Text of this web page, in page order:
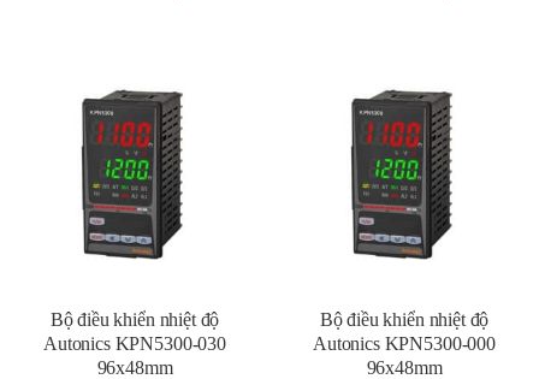
Bộ điều khiển nhiệt độ
Autonics KPN5300-030
96x48mm
Bộ điều khiển nhiệt độ
Autonics KPN5300-000
96x48mm